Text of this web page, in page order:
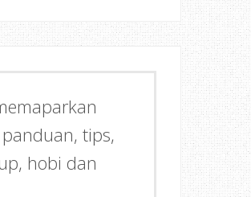
tips,
hobi dan